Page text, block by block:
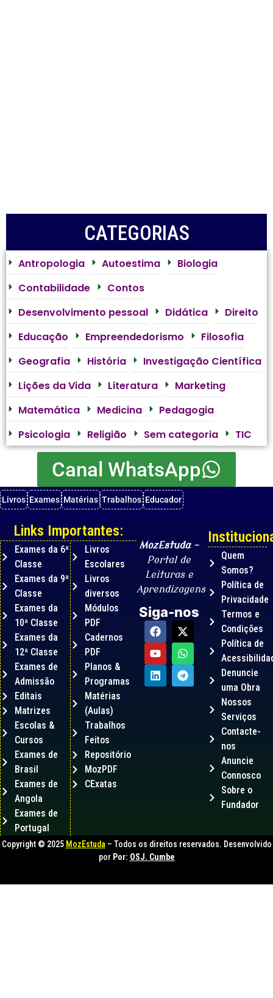
CATEGORIAS
Antropologia Autoestima
Biologia
Contabilidade
Contos
Desenvolvimento pessoal
Didática
Direito
Educação
Empreendedorismo
Filosofia
Geografia
História
Investigação Científica
Lições da Vida
Literatura
Marketing
Matemática
Medicina
Pedagogia
Psicologia
Religião Sem categoria TIC
Canal WhatsApp
Livros Exames Matérias Trabalhos Educador
MozEstuda–
Portal de
Leituras e
Aprendizagens
Siga-nos
Quem
Somos?
Política de
Privacidade
Termos e
Condições
Política de
Denuncie
uma Obra
Nossos
Serviços
Contacte-
nos
Anuncie
Connosco
Sobre o
Fundador
Links Importantes:
Exames da 6ª
Classe
Exames da 9ª
Classe
Exames da
10ª Classe
Exames da
12ª Classe
Exames de
Admissão
Editais
Matrizes
Escolas &
Cursos
Exames de
Brasil
Exames de
Angola
Exames de
Portugal
Livros
Escolares
Livros
diversos
Módulos
PDF
Cadernos
PDF
Planos &
Programas
Matérias
(Aulas)
Trabalhos
Feitos
Repositório
MozPDF
CExatas
Copyright © 2025 MozEstuda – Todos os direitos reservados. Desenvolvido
por Por: OSJ. Cumbe